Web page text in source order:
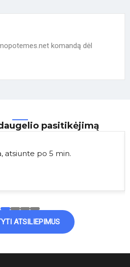
komandą dėl
pasitikėjimą
atsiunte po 5 min.
ATSILIEPIMUS